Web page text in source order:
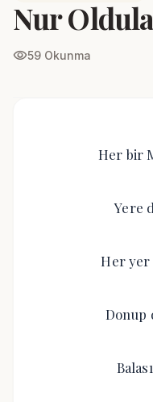
Nur
visibility59 Okunma
Her bir
Yere
Her yer
Donup